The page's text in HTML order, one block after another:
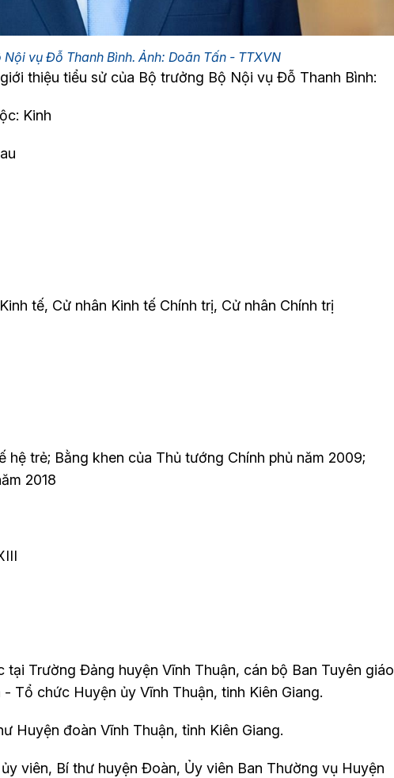
Nội vụ Đỗ Thanh Bình. Ảnh: Doãn Tấn - TTXVN
thiệu tiểu sử của Bộ trưởng Bộ Nội vụ Đỗ Thanh Bình:
Kinh
tế, Cử nhân Kinh tế Chính trị, Cử nhân Chính trị
trẻ; Bằng khen của Thủ tướng Chính phủ năm 2009;
2018
Trường Đảng huyện Vĩnh Thuận, cán bộ Ban Tuyên giáo
Tổ chức Huyện ủy Vĩnh Thuận, tinh Kiên Giang.
Huyện đoàn Vĩnh Thuận, tỉnh Kiên Giang.
viên, Bí thư huyện Đoàn, Ủy viên Ban Thường vụ Huyện